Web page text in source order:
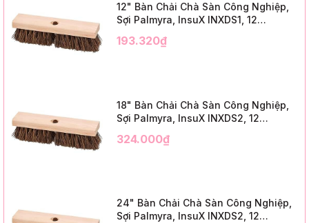
12" Bàn Chải Chà Sàn Công Nghiệp,
Sợi Palmyra, InsuX INXDS1, 12
Trim)
193.320₫
18" Bàn Chải Chà Sàn Công Nghiệp,
Sợi Palmyra, InsuX INXDS2, 12
Trim)
324.000₫
24" Bàn Chải Chà Sàn Công Nghiệp,
Sợi Palmyra, InsuX INXDS2, 12